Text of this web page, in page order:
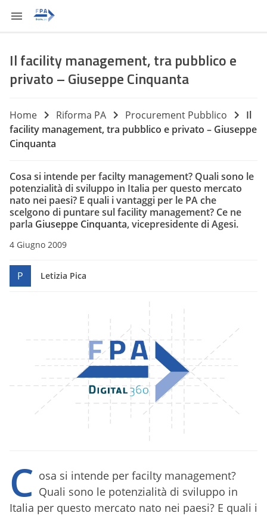
Il facility management, tra pubblico e
privato – Giuseppe Cinquanta
Home Riforma PA Procurement Pubblico
Il
facility management, tra pubblico e privato – Giuseppe
Cinquanta
Cosa si intende per facilty management? Quali sono le
potenzialità di sviluppo in Italia per questo mercato
nato nei paesi? E quali i vantaggi per le PA che
scelgono di puntare sul facility management? Ce ne
parla Giuseppe Cinquanta, vicepresidente di Agesi.
4 Giugno 2009
P Letizia Pica
C osa si intende per facilty management?
Quali sono le potenzialità di sviluppo in
Italia per questo mercato nato nei paesi? E quali i